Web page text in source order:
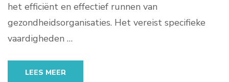
het efficiënt en effectief runnen van
gezondheidsorganisaties. Het vereist specifieke
vaardigheden …
LEES MEER